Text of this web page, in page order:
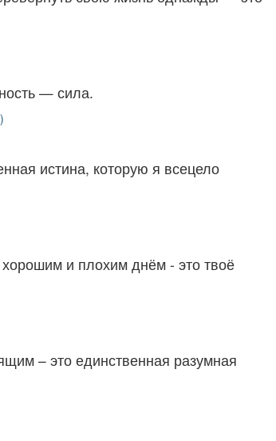
— сила.
истина, которую я всецело
и плохим днём - это твоё
– это единственная разумная